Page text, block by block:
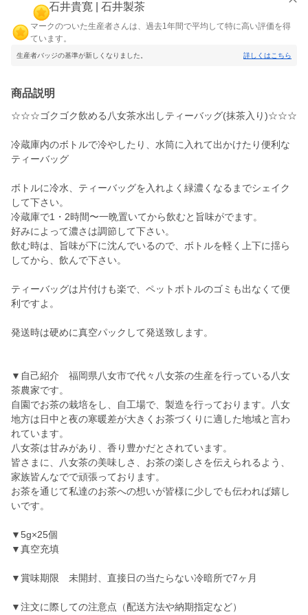
石井貴寛 | 石井製茶
マークのついた生産者さんは、過去1年間で平均して特に高い評価を得
ています。
生産者バッジの基準が新しくなりました。 詳しくはこちら
商品説明
☆☆☆ゴクゴク飲める八女茶水出しティーバッグ(抹茶入り)☆☆☆
冷蔵庫内のボトルで冷やしたり、水筒に入れて出かけたり便利な
ティーバッグ
ボトルに冷水、ティーバッグを入れよく緑濃くなるまでシェイク
して下さい。
冷蔵庫で1・2時間〜一晩置いてから飲むと旨味がでます。
好みによって濃さは調節して下さい。
飲む時は、旨味が下に沈んでいるので、ボトルを軽く上下に揺ら
してから、飲んで下さい。
ティーバッグは片付けも楽で、ペットボトルのゴミも出なくて便
利ですよ。
発送時は硬めに真空パックして発送致します。
▼自己紹介 福岡県八女市で代々八女茶の生産を行っている八女
茶農家です。
自園でお茶の栽培をし、自工場で、製造を行っております。八女
地方は日中と夜の寒暖差が大きくお茶づくりに適した地域と言わ
れています。
八女茶は甘みがあり、香り豊かだとされています。
皆さまに、八女茶の美味しさ、お茶の楽しさを伝えられるよう、
家族皆んなでで頑張っております。
お茶を通じて私達のお茶への想いが皆様に少しでも伝われば嬉し
いです。
▼5g×25個
▼真空充填
▼賞味期限 未開封、直接日の当たらない冷暗所で7ヶ月
▼注文に際しての注意点（配送方法や納期指定など）